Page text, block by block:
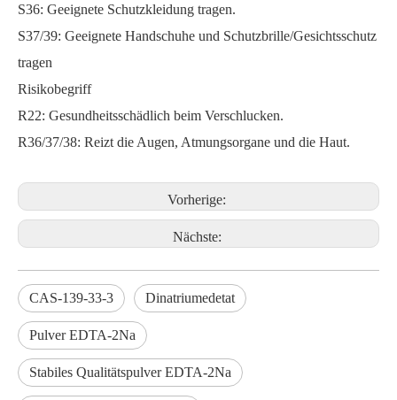
S36: Geeignete Schutzkleidung tragen.
S37/39: Geeignete Handschuhe und Schutzbrille/Gesichtsschutz
tragen
Risikobegriff
R22: Gesundheitsschädlich beim Verschlucken.
R36/37/38: Reizt die Augen, Atmungsorgane und die Haut.
Vorherige:
Nächste:
CAS-139-33-3 Dinatriumedetat
Pulver EDTA-2Na
Stabiles Qualitätspulver EDTA-2Na